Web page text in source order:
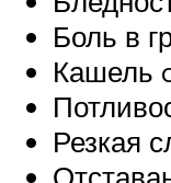
Боль в
Кашель
Резкая